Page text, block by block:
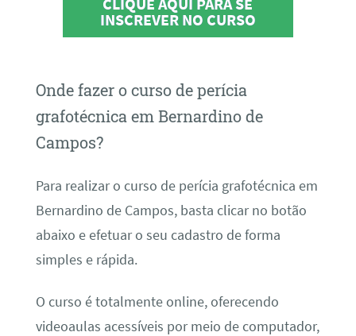
INSCREVER NO CURSO
Onde fazer o curso de perícia
grafotécnica em Bernardino de
Campos?
Para realizar o curso de perícia grafotécnica em
Bernardino de Campos, basta clicar no botão
abaixo e efetuar o seu cadastro de forma
simples e rápida.
O curso é totalmente online, oferecendo
videoaulas acessíveis por meio de computador,